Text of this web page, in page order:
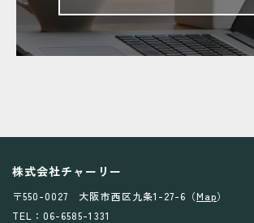
株式会社チャーリー
〒550-0027 大阪市西区九条1-27-6（Map）
TEL：06-6585-1331